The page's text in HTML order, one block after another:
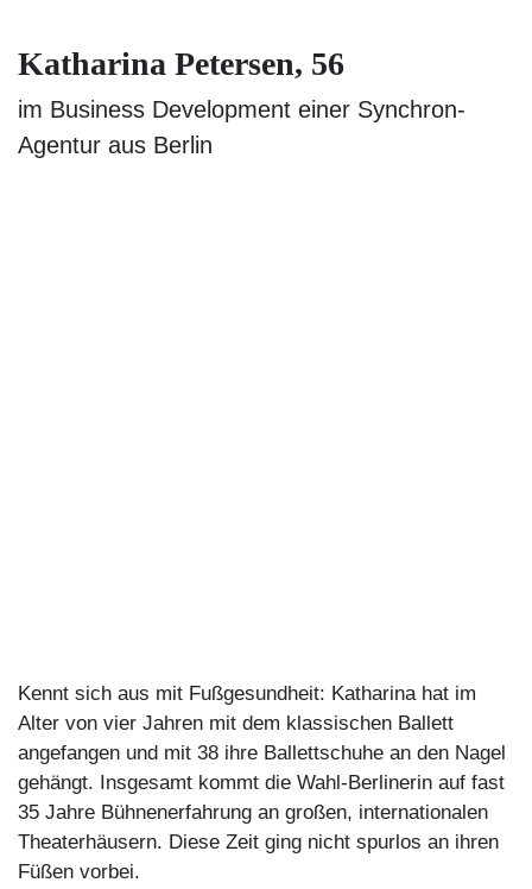
Katharina Petersen, 56
im Business Development einer Synchron-
Agentur aus Berlin
Kennt sich aus mit Fußgesundheit: Katharina hat im
Alter von vier Jahren mit dem klassischen Ballett
angefangen und mit 38 ihre Ballettschuhe an den Nagel
gehängt. Insgesamt kommt die Wahl-Berlinerin auf fast
35 Jahre Bühnenerfahrung an großen, internationalen
Theaterhäusern. Diese Zeit ging nicht spurlos an ihren
Füßen vorbei.